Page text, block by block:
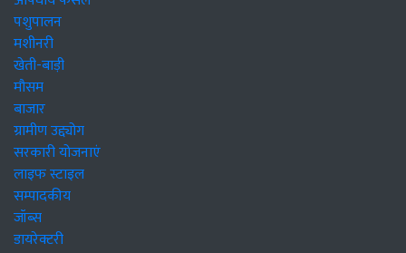
पशुपालन
मशीनरी
खेती-बाड़ी
मौसम
बाजार
ग्रामीण उद्द्योग
सरकारी योजनाएं
लाइफ स्टाइल
सम्पादकीय
जॉब्स
डायरेक्टरी